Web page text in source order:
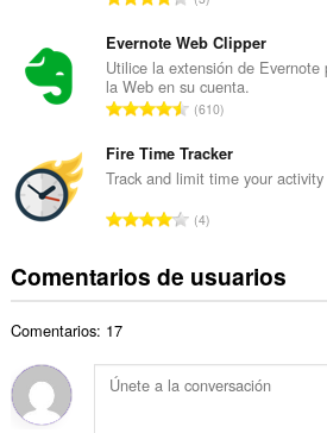
d
e
p
u
t
u
c
o
n
:
o
t
a
d
e
u
t
u
i
o
m
e
r
o
o
t
a
e
p
t
u
Evernote Web Clipper
Utilice la extensión de
la Web en su cuenta.
N
m
e
o
o
t
d
e
610
Fire Time Tracker
Track and limit time your
N
e
t
o
4
Comentarios de usuarios
Comentarios: 17